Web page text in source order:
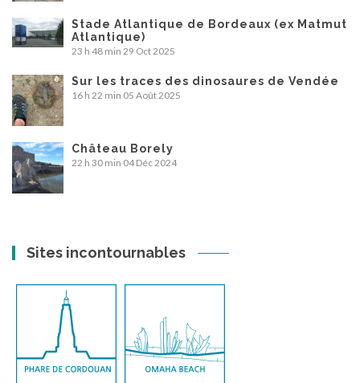
Stade Atlantique de Bordeaux (ex Matmut
Atlantique)
23 h 48 min 29 Oct 2025
Sur les traces des dinosaures de Vendée
16 h 22 min 05 Août 2025
Château Borely
22 h 30 min 04 Déc 2024
Sites incontournables